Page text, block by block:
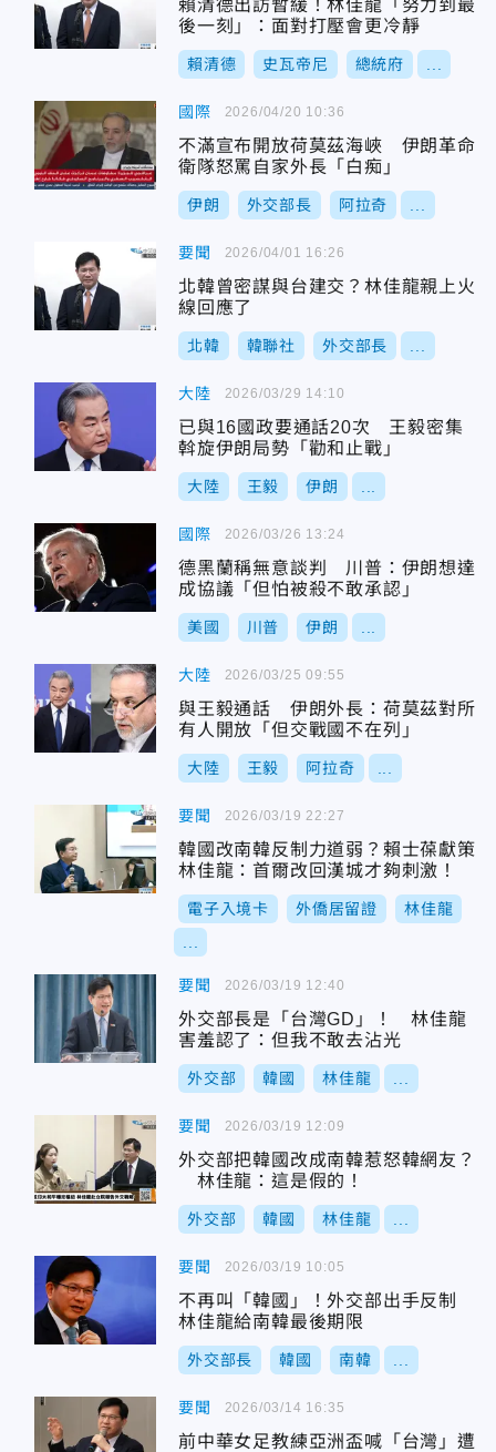
賴清德出訪暫緩！林佳龍「努力到最
後一刻」：面對打壓會更冷靜
賴清德 史瓦帝尼 總統府
國際
不滿宣布開放荷莫茲海峽 伊朗革命
衛隊怒罵自家外長「白痴」
伊朗 外交部長 阿拉奇
2026/04/20 10:36
要聞
北韓曾密謀與台建交？林佳龍親上火
線回應了
北韓 韓聯社 外交部長
2026/04/01 16:26
大陸
已與16國政要通話20次 王毅密集
斡旋伊朗局勢「勸和止戰」
大陸 王毅 伊朗
2026/03/29 14:10
國際
德黑蘭稱無意談判 川普：伊朗想達
成協議「但怕被殺不敢承認」
美國 川普 伊朗
2026/03/26 13:24
大陸
與王毅通話 伊朗外長：荷莫茲對所
有人開放「但交戰國不在列」
大陸 王毅 阿拉奇
2026/03/25 09:55
要聞
韓國改南韓反制力道弱？賴士葆獻策
林佳龍：首爾改回漢城才夠刺激！
電子入境卡 外僑居留證 林佳龍
2026/03/19 22:27
要聞
外交部長是「台灣GD」！ 林佳龍
害羞認了：但我不敢去沾光
外交部 韓國 林佳龍
2026/03/19 12:40
要聞
外交部把韓國改成南韓惹怒韓網友？
林佳龍：這是假的！
外交部 韓國 林佳龍
2026/03/19 12:09
要聞
不再叫「韓國」！外交部出手反制
林佳龍給南韓最後期限
外交部長 韓國 南韓
2026/03/19 10:05
要聞
前中華女足教練亞洲盃喊「台灣」遭
2026/03/14 16:35